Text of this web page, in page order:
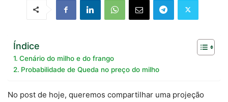
Índice
Cenário do milho e do frango
Probabilidade de Queda no preço do milho
No post de hoje, queremos compartilhar uma projeção